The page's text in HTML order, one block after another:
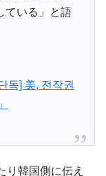
ずに終わりそう
山以前に最高位
いだ金額とは？
ている」と語
독] 美, 전작권
り韓国側に伝え